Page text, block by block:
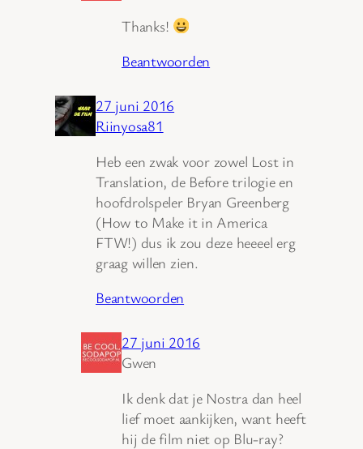
Thanks!
Beantwoorden
27 juni 2016
Riinyosa81
Heb een zwak voor zowel Lost in
Translation, de Before trilogie en
hoofdrolspeler Bryan Greenberg
(How to Make it in America
FTW!) dus ik zou deze heeeel erg
graag willen zien.
Beantwoorden
27 juni 2016
Gwen
Ik denk dat je Nostra dan heel
lief moet aankijken, want heeft
hij de film niet op Blu-ray?